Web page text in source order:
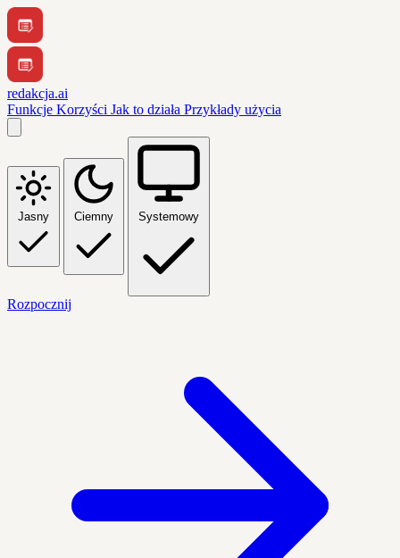
redakcja.ai
Funkcje Korzyści Jak to działa Przykłady użycia
Jasny Ciemny Systemowy
Rozpocznij